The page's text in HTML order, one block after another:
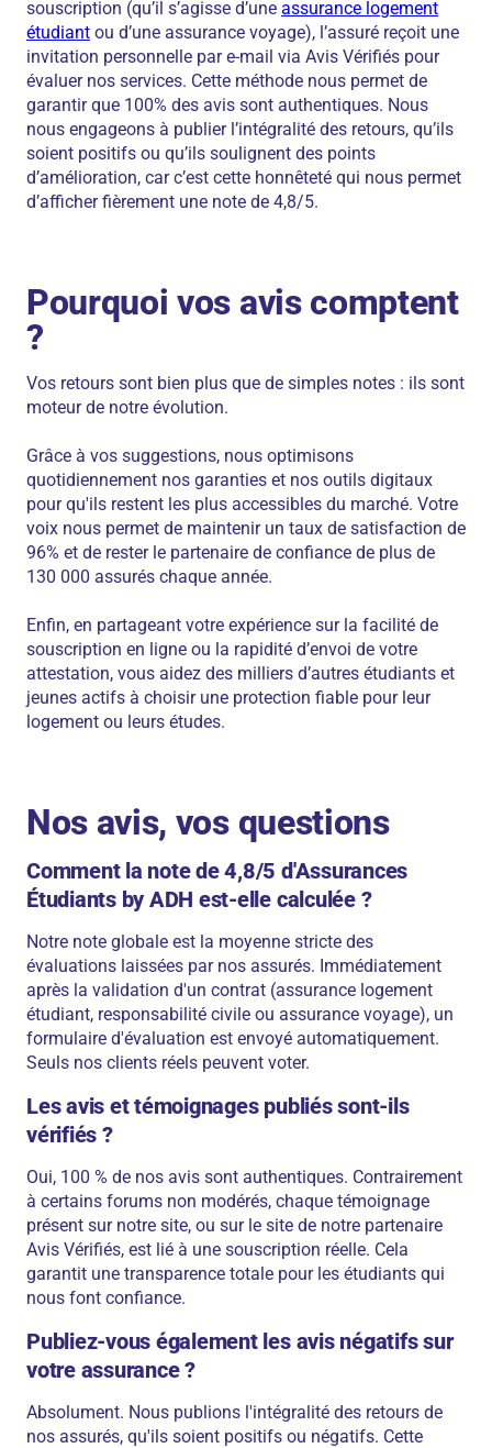
souscription (qu’il s’agisse d’une assurance logement
étudiant ou d’une assurance voyage), l’assuré reçoit une
invitation personnelle par e-mail via Avis Vérifiés pour
évaluer nos services. Cette méthode nous permet de
garantir que 100% des avis sont authentiques. Nous
nous engageons à publier l’intégralité des retours, qu’ils
soient positifs ou qu’ils soulignent des points
d’amélioration, car c’est cette honnêteté qui nous permet
d’afficher fièrement une note de 4,8/5.
Pourquoi vos avis comptent
?
Vos retours sont bien plus que de simples notes : ils sont
moteur de notre évolution.
Grâce à vos suggestions, nous optimisons
quotidiennement nos garanties et nos outils digitaux
pour qu'ils restent les plus accessibles du marché. Votre
voix nous permet de maintenir un taux de satisfaction de
96% et de rester le partenaire de confiance de plus de
130 000 assurés chaque année.
Enfin, en partageant votre expérience sur la facilité de
souscription en ligne ou la rapidité d’envoi de votre
attestation, vous aidez des milliers d’autres étudiants et
jeunes actifs à choisir une protection fiable pour leur
logement ou leurs études.
Nos avis, vos questions
Comment la note de 4,8/5 d'Assurances
Étudiants by ADH est-elle calculée ?
Notre note globale est la moyenne stricte des
évaluations laissées par nos assurés. Immédiatement
après la validation d'un contrat (assurance logement
étudiant, responsabilité civile ou assurance voyage), un
formulaire d'évaluation est envoyé automatiquement.
Seuls nos clients réels peuvent voter.
Les avis et témoignages publiés sont-ils
vérifiés ?
Oui, 100 % de nos avis sont authentiques. Contrairement
à certains forums non modérés, chaque témoignage
présent sur notre site, ou sur le site de notre partenaire
Avis Vérifiés, est lié à une souscription réelle. Cela
garantit une transparence totale pour les étudiants qui
nous font confiance.
Publiez-vous également les avis négatifs sur
votre assurance ?
Absolument. Nous publions l'intégralité des retours de
nos assurés, qu'ils soient positifs ou négatifs. Cette